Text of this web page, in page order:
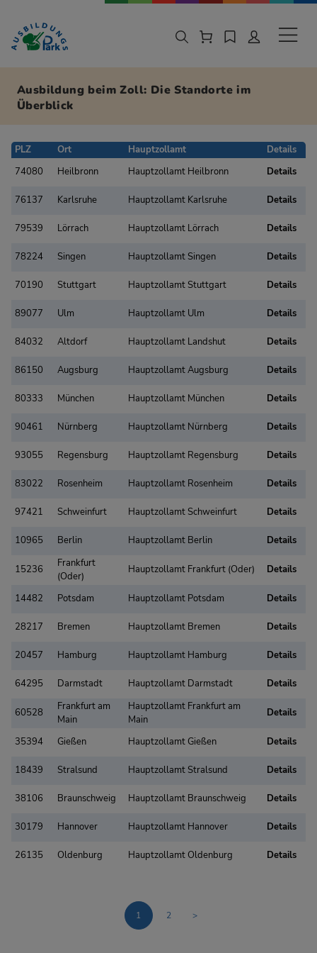
Zur Navigation springen
Zu den Hauptinhalten springen
Ausbildung beim Zoll: Die Standorte im
Überblick
PLZ Ort Hauptzollamt
Details
74080
Heilbronn Hauptzollamt Heilbronn Details
76137 Karlsruhe Hauptzollamt Karlsruhe Details
79539 Lörrach Hauptzollamt Lörrach Details
78224 Singen Hauptzollamt Singen Details
70190 Stuttgart Hauptzollamt Stuttgart Details
89077 Ulm Hauptzollamt Ulm Details
84032 Altdorf Hauptzollamt Landshut Details
86150 Augsburg Hauptzollamt Augsburg Details
80333 München Hauptzollamt München Details
90461 Nürnberg Hauptzollamt Nürnberg Details
93055 Regensburg Hauptzollamt Regensburg Details
83022 Rosenheim Hauptzollamt Rosenheim Details
97421 Schweinfurt Hauptzollamt Schweinfurt Details
10965 Berlin Hauptzollamt Berlin Details
15236
Frankfurt
(Oder)
Hauptzollamt Frankfurt (Oder) Details
14482 Potsdam Hauptzollamt Potsdam Details
28217 Bremen Hauptzollamt Bremen Details
20457 Hamburg Hauptzollamt Hamburg Details
64295 Darmstadt Hauptzollamt Darmstadt Details
60528
Frankfurt am
Main
Hauptzollamt Frankfurt am
Main
Details
35394 Gießen Hauptzollamt Gießen Details
18439 Stralsund Hauptzollamt Stralsund Details
38106 Braunschweig Hauptzollamt Braunschweig Details
30179 Hannover Hauptzollamt Hannover Details
26135 Oldenburg Hauptzollamt Oldenburg Details
1 2 >